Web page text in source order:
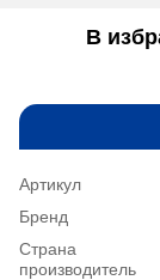
В
Артикул
Бренд
Страна
производитель